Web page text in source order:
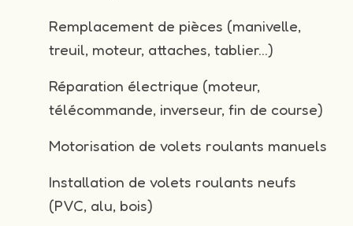
Remplacement de pièces (manivelle,
treuil, moteur, attaches, tablier…)
Réparation électrique (moteur,
télécommande, inverseur, fin de course)
Motorisation de volets roulants manuels
Installation de volets roulants neufs
(PVC, alu, bois)